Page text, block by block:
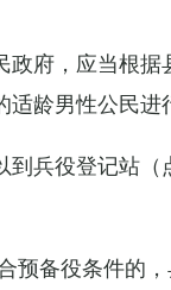
府，应当根
龄男性公民进
兵役登记站
备役条件的